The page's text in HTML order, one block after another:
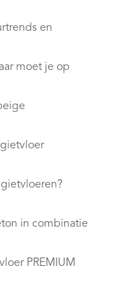
en
moet je op
in combinatie
PREMIUM